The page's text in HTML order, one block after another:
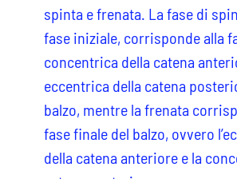
spinta e frenata. La fase di
fase iniziale, corrisponde alla
concentrica della catena
eccentrica della catena
balzo, mentre la frenata
fase finale del balzo, ovvero
della catena anteriore e la